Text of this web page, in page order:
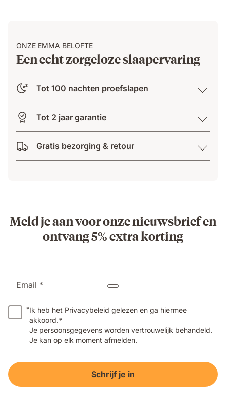
ONZE EMMA BELOFTE
Een echt zorgeloze slaapervaring
Tot 100 nachten proefslapen
Tot 2 jaar garantie
Gratis bezorging & retour
Meld je aan voor onze nieuwsbrief en
ontvang 5% extra korting
Email *
*Ik heb het Privacybeleid gelezen en ga hiermee
akkoord.*
Je persoonsgegevens worden vertrouwelijk behandeld.
Je kan op elk moment afmelden.
Schrijf je in